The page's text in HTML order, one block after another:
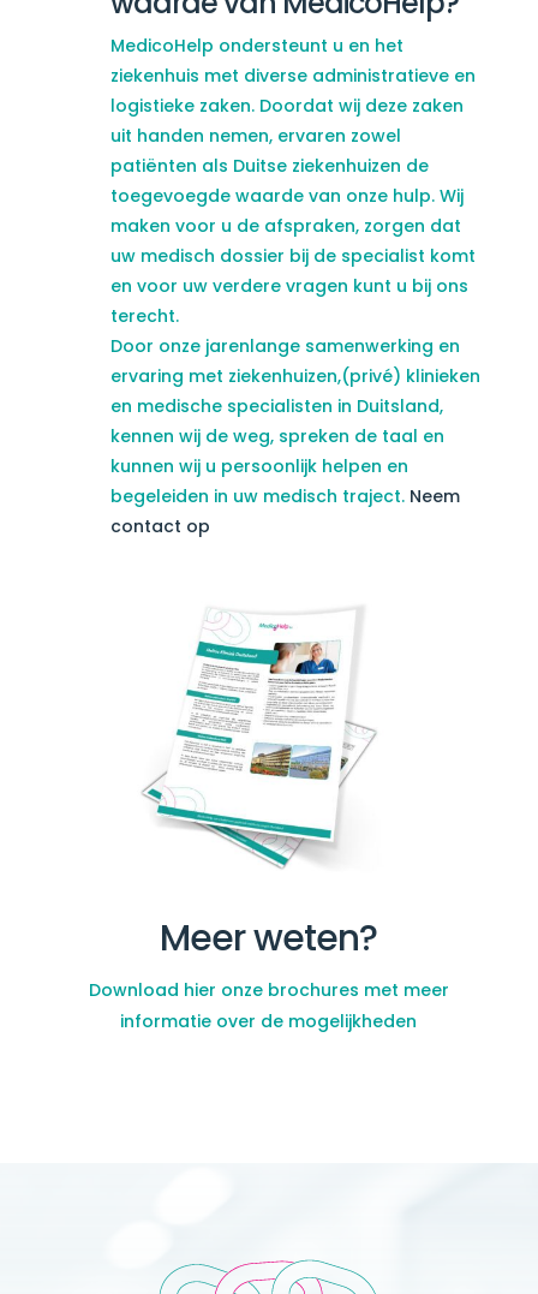
MedicoHelp ondersteunt u en het
ziekenhuis met diverse administratieve en
logistieke zaken. Doordat wij deze zaken
uit handen nemen, ervaren zowel
patiënten als Duitse ziekenhuizen de
toegevoegde waarde van onze hulp. Wij
maken voor u de afspraken, zorgen dat
uw medisch dossier bij de specialist komt
en voor uw verdere vragen kunt u bij ons
terecht.
Door onze jarenlange samenwerking en
ervaring met ziekenhuizen,(privé) klinieken
en medische specialisten in Duitsland,
kennen wij de weg, spreken de taal en
kunnen wij u persoonlijk helpen en
begeleiden in uw medisch traject. Neem
contact op
Meer weten?
Download hier onze brochures met meer
informatie over de mogelijkheden